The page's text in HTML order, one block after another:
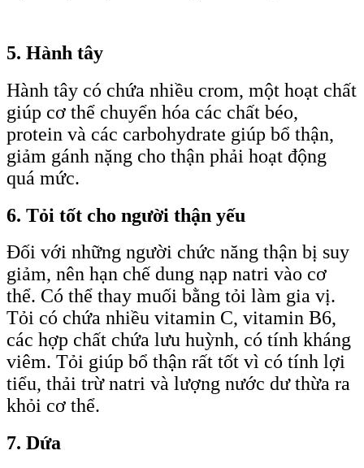
5. Hành tây
Hành tây có chứa nhiều crom, một hoạt chất
giúp cơ thể chuyển hóa các chất béo,
protein và các carbohydrate giúp bổ thận,
giảm gánh nặng cho thận phải hoạt động
quá mức.
6. Tỏi tốt cho người thận yếu
Đối với những người chức năng thận bị suy
giảm, nên hạn chế dung nạp natri vào cơ
thể. Có thể thay muối bằng tỏi làm gia vị.
Tỏi có chứa nhiều vitamin C, vitamin B6,
các hợp chất chứa lưu huỳnh, có tính kháng
viêm. Tỏi giúp bổ thận rất tốt vì có tính lợi
tiểu, thải trừ natri và lượng nước dư thừa ra
khỏi cơ thể.
7. Dứa